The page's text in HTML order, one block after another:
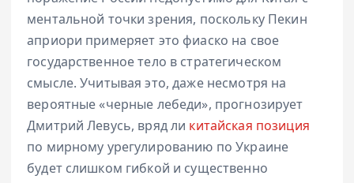
ментальной точки зрения, поскольку Пекин
априори примеряет это фиаско на свое
государственное тело в стратегическом
смысле. Учитывая это, даже несмотря на
вероятные «черные лебеди», прогнозирует
Дмитрий Левусь, вряд ли китайская позиция
по мирному урегулированию по Украине
будет слишком гибкой и существенно